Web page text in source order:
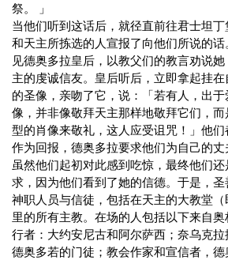
祭。 」
当他们听到这话后，就径直前往君士坦
和天主所拣选的人宣报了向他们所说的
见德奥多拉皇后，以教父们的教言劝说
主的虔诚信友。皇后听后，立即拿起挂
的圣像，亲吻了它，说：「若有人，出
像，并非像敬拜天主那样地敬拜它们，
型的肖像来敬礼，这人应受诅咒！」他们
作为回报，德奥多拉要求他们为自己的丈
虽然他们起初对此感到吃惊，最终他们
求，因为他们看到了她的信德。于是，
神职人员与信徒，包括在天主的大教堂（
里的所有主教。在场的人包括以下来自
行者：大约安尼古和阿尔萨西；奈乌克
德奥多若的门徒；教会作家和宣信者，